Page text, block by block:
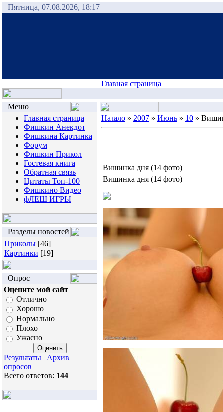
Пятница, 07.08.2026, 18:17
Главная страница
Меню
Главная страница
Фишкин Анекдот
Фишкина Картинка
Форум
Фишкин Прикол
Гостевая книга
Обратная связь
Цитаты Топ-100
Фишкино Видео
фЛЕШ ИГРЫ
Разделы новостей
Приколы [46]
Картинки [19]
Опрос
Оцените мой сайт
Отлично
Хорошо
Нормально
Плохо
Ужасно
Результаты | Архив
опросов
Всего ответов: 144
Начало » 2007 » Июнь » 10 »
Вишинка дня (14 фото)
Вишинка дня (14 фото)